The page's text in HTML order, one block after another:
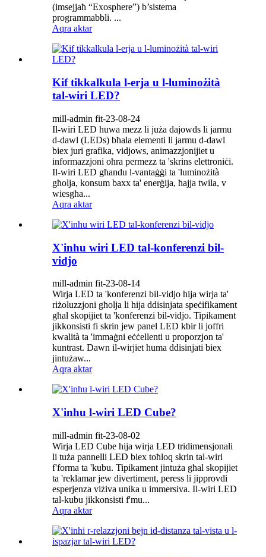
(imsejjaħ “Exosphere”) b’sistema
programmabbli. ...
Aqra aktar
Kif tikkalkula l-erja u l-luminożità
tal-wiri LED?
mill-admin fit-23-08-24
Il-wiri LED huwa mezz li juża dajowds li jarmu
d-dawl (LEDs) bħala elementi li jarmu d-dawl
biex juri grafika, vidjows, animazzjonijiet u
informazzjoni oħra permezz ta 'skrins elettroniċi.
Il-wiri LED għandu l-vantaġġi ta 'luminożità
għolja, konsum baxx ta' enerġija, ħajja twila, v
wiesgħa...
Aqra aktar
X'inhu wiri LED tal-konferenzi bil-
vidjo
mill-admin fit-23-08-14
Wirja LED ta 'konferenzi bil-vidjo hija wirja ta'
riżoluzzjoni għolja li hija ddisinjata speċifikament
għal skopijiet ta 'konferenzi bil-vidjo. Tipikament
jikkonsisti fi skrin jew panel LED kbir li joffri
kwalità ta 'immaġni eċċellenti u proporzjon ta'
kuntrast. Dawn il-wirjiet huma ddisinjati biex
jintużaw...
Aqra aktar
X'inhu l-wiri LED Cube?
mill-admin fit-23-08-02
Wirja LED Cube hija wirja LED tridimensjonali
li tuża pannelli LED biex toħloq skrin tal-wiri
f'forma ta 'kubu. Tipikament jintuża għal skopijiet
ta 'reklamar jew divertiment, peress li jipprovdi
esperjenza viżiva unika u immersiva. Il-wiri LED
tal-kubu jikkonsisti f'mu...
Aqra aktar